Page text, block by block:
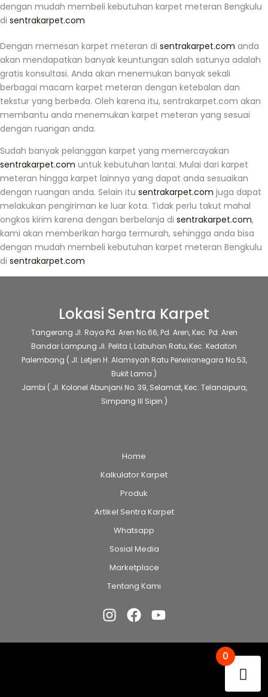
dengan mudah membeli kebutuhan karpet meteran Bengkulu
di sentrakarpet.com
Dengan memesan karpet meteran di sentrakarpet.com anda
akan mendapatkan banyak keuntungan salah satunya adalah
gratis konsultasi. Anda akan menemukan banyak sekali
berbagai macam karpet meteran dengan ketebalan dan
tekstur yang berbeda. Oleh karena itu, sentrakarpet.com akan
membantu anda menemukan karpet meteran yang sesuai
dengan ruangan anda.
Sudah banyak pelanggan karpet yang memercayakan
sentrakarpet.com untuk kebutuhan lantai. Mulai dari karpet
meteran hingga karpet lainnya yang dapat anda sesuaikan
dengan ruangan anda. Selain itu sentrakarpet.com juga dapat
melakukan pengiriman ke luar kota. Tidak perlu takut mahal
ongkos kirim karena dengan berbelanja di sentrakarpet.com,
kami akan memberikan harga termurah, sehingga anda bisa
dengan mudah membeli kebutuhan karpet meteran Bengkulu
di sentrakarpet.com
Lokasi Sentra Karpet
Tangerang Jl. Raya Pd. Aren No.66, Pd. Aren, Kec. Pd. Aren
Bandar Lampung Jl. Pelita I, Labuhan Ratu, Kec. Kedaton
Palembang ( Jl. Letjen H. Alamsyah Ratu Perwiranegara No.53,
Bukit Lama )
Jambi ( Jl. Kolonel Abunjani No. 39, Selamat, Kec. Telanaipura,
Simpang III Sipin )
Home
Kalkulator Karpet
Produk
Artikel Sentra Karpet
Whatsapp
Sosial Media
Marketplace
Tentang Kami
0